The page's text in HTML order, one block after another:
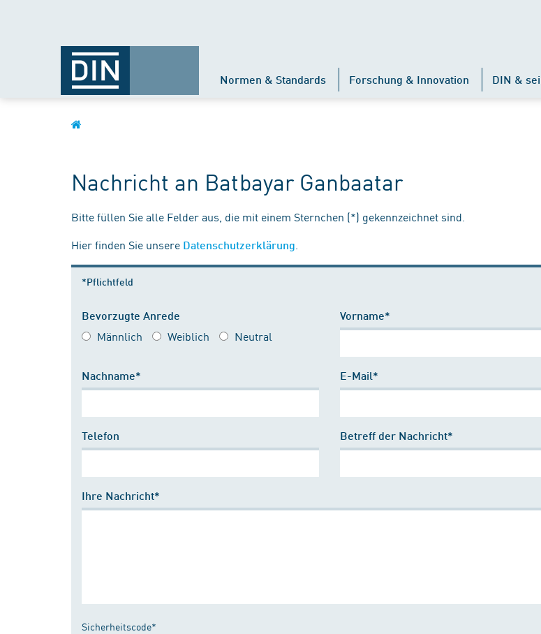
Normen & Standards Forschung & Innovation DIN &
Nachricht an Batbayar Ganbaatar
Bitte füllen Sie alle Felder aus, die mit einem Sternchen (*) gekennzeichnet sind.
Hier finden Sie unsere Datenschutzerklärung
*Pflichtfeld
Bevorzugte Anrede
Männlich Weiblich Neutral
Vorname*
Nachname* E-Mail*
Telefon Betreff der Nachricht*
Ihre Nachricht*
Sicherheitscode*